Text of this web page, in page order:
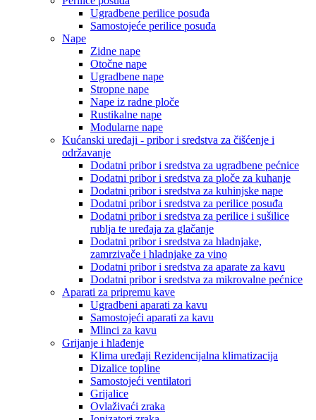
Ugradbene perilice posuđa
Samostojeće perilice posuđa
Nape
Zidne nape
Otočne nape
Ugradbene nape
Stropne nape
Nape iz radne ploče
Rustikalne nape
Modularne nape
Kućanski uređaji - pribor i sredstva za čišćenje i
održavanje
Dodatni pribor i sredstva za ugradbene pećnice
Dodatni pribor i sredstva za ploče za kuhanje
Dodatni pribor i sredstva za kuhinjske nape
Dodatni pribor i sredstva za perilice posuđa
Dodatni pribor i sredstva za perilice i sušilice
rublja te uređaja za glačanje
Dodatni pribor i sredstva za hladnjake,
zamrzivače i hladnjake za vino
Dodatni pribor i sredstva za aparate za kavu
Dodatni pribor i sredstva za mikrovalne pećnice
Aparati za pripremu kave
Ugradbeni aparati za kavu
Samostojeći aparati za kavu
Mlinci za kavu
Grijanje i hlađenje
Klima uređaji Rezidencijalna klimatizacija
Dizalice topline
Samostojeći ventilatori
Grijalice
Ovlaživaći zraka